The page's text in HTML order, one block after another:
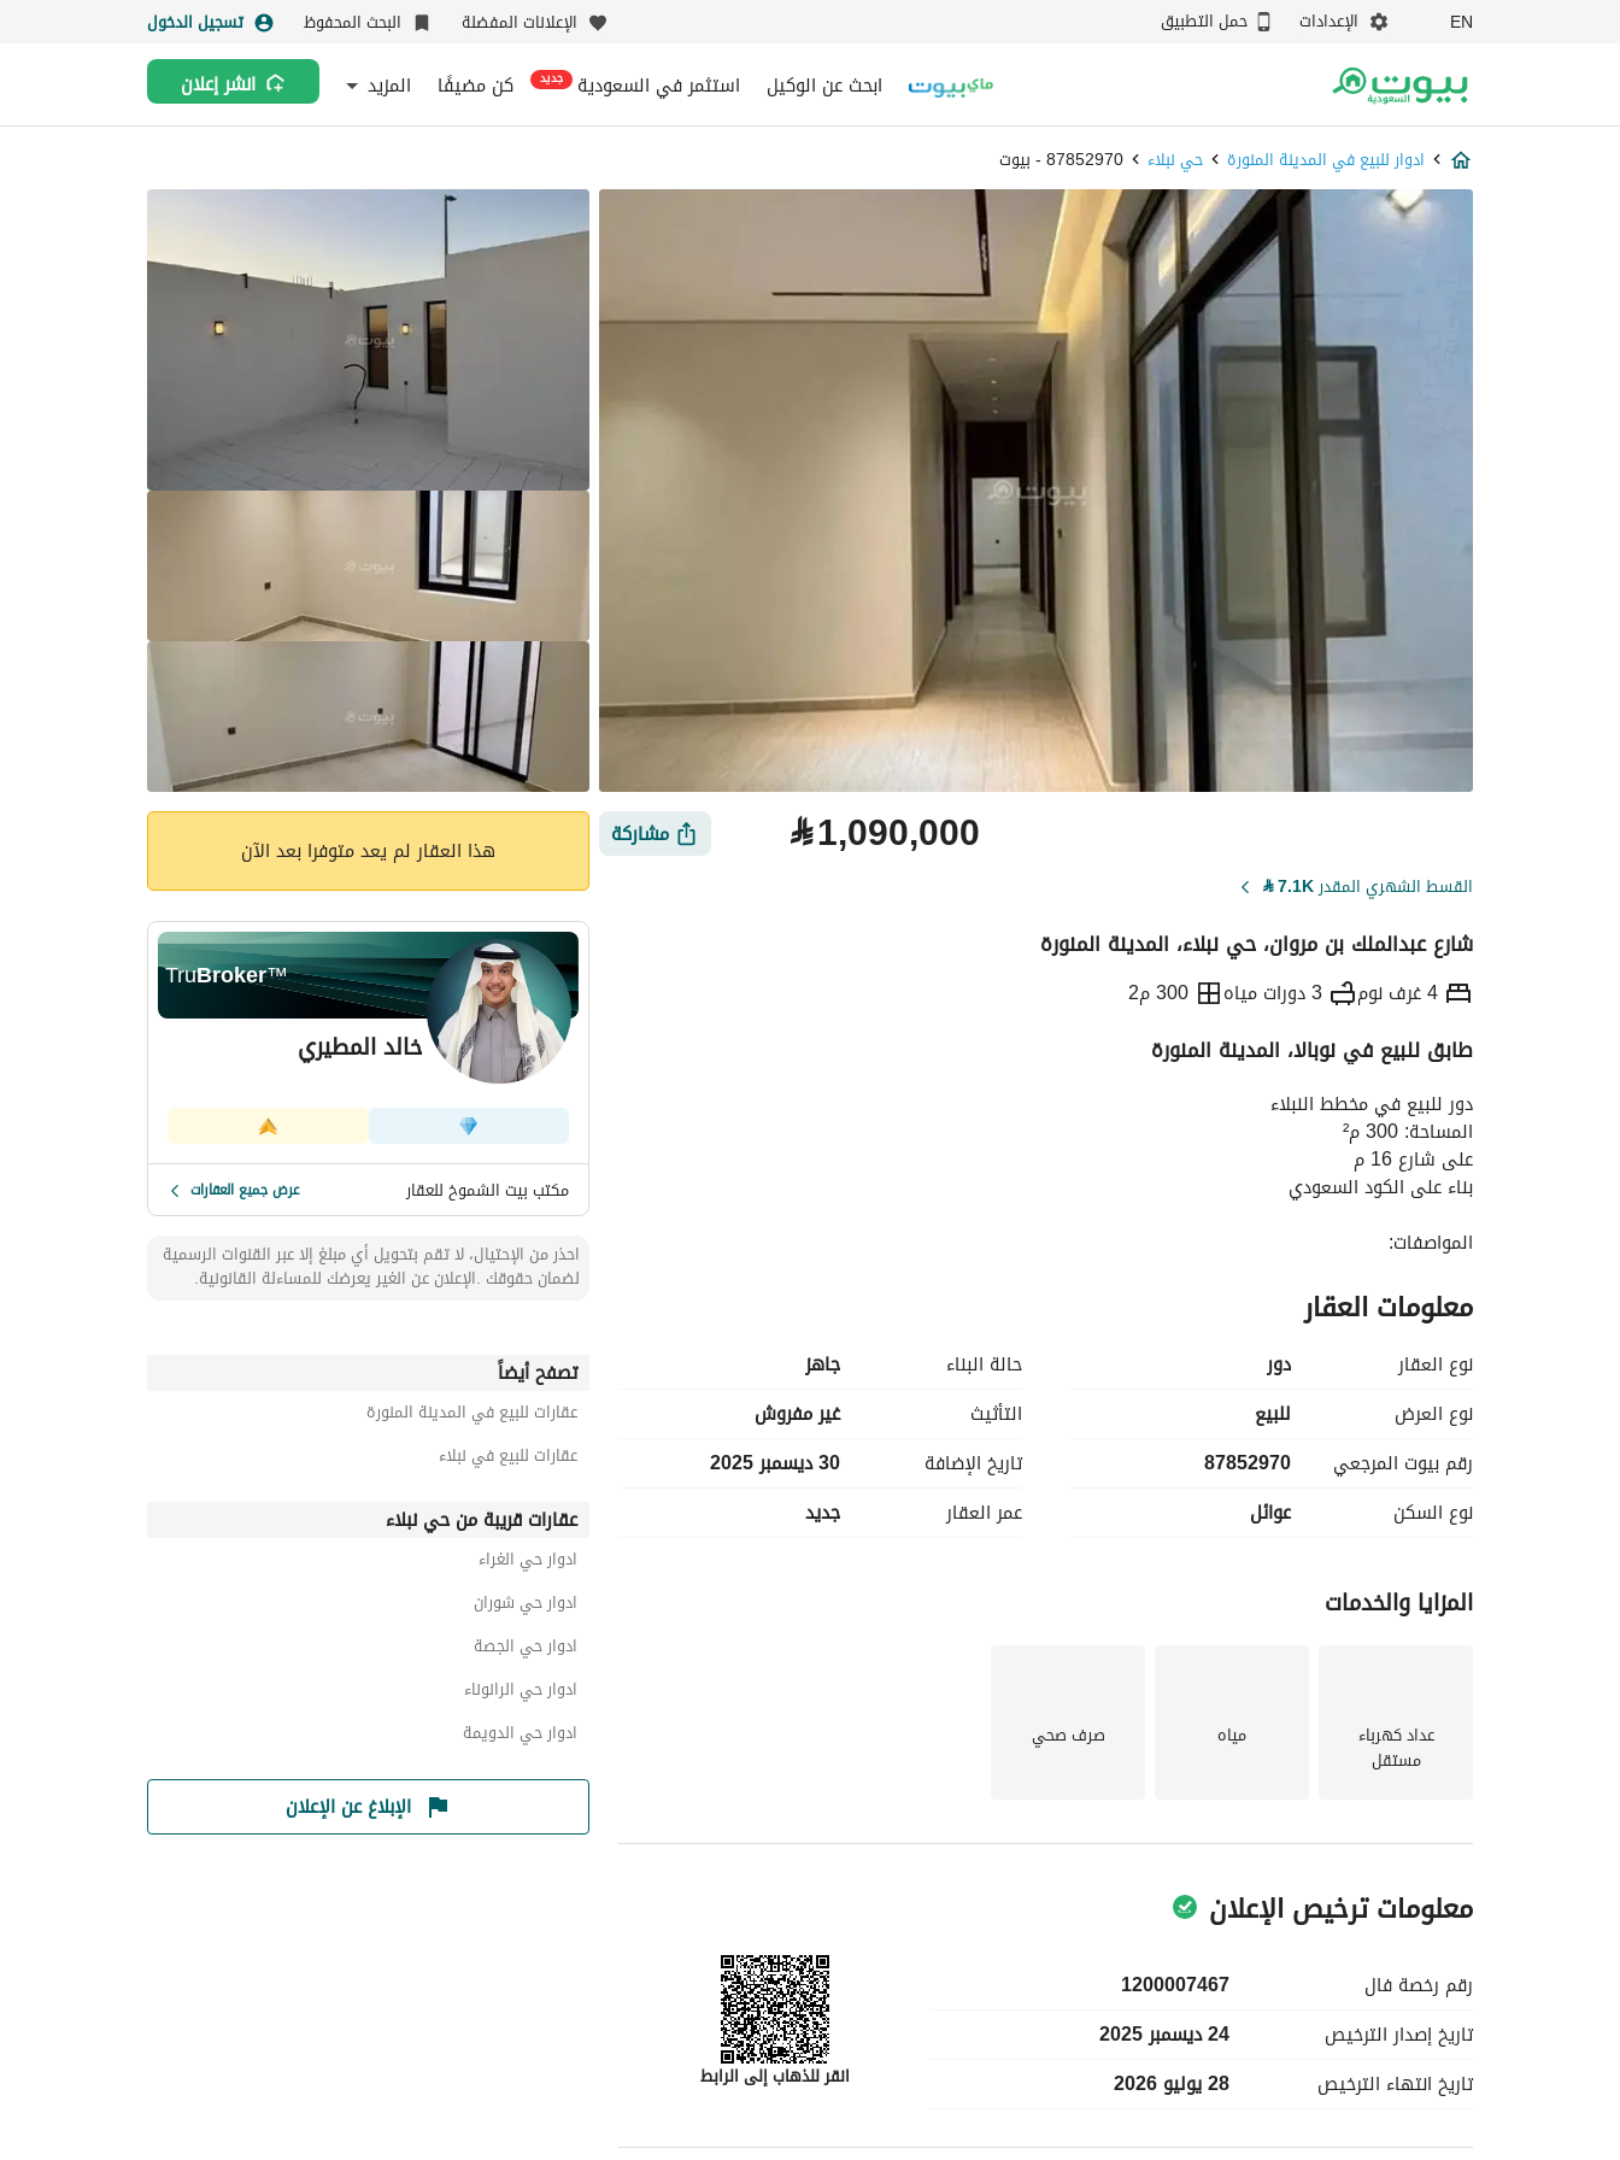
EN الإعدادات حمل التطبيق الإعلانات المفضلة البحث المحفوظ تسجيل الدخول
ابحث عن الوكيل استثمر في السعودية جديد كن مضيفًا المزيد انشر إعلان
ادوار للبيع في المدينة المنورة حي نبلاء 87852970 - بيوت
⃁1,090,000 مشاركة
القسط الشهري المقدر7.1K
⃁
شارع عبدالملك بن مروان، حي نبلاء، المدينة المنورة
4 غرف نوم 3 دورات مياه 300 م2
التفاصيل
طابق للبيع في نوبالا، المدينة المنورة
دور للبيع في مخطط النبلاء
المساحة: 300 م²
على شارع 16 م
بناء على الكود السعودي
المواصفات:
• صالة
• مطبخ
• 3 دورات مياه
• مجلس خارجي بدورة مياه
. مدخل سياره
. تاسيس مصعد
• تأمين شركة ملاذ لمدة 10 سنوات
معلومات العقار
نوع العقار
دور
نوع العرض
للبيع
رقم بيوت المرجعي
87852970
نوع السكن
عوائل
حالة البناء
جاهز
التأثيث
غير مفروش
تاريخ الإضافة
30 ديسمبر 2025
عمر العقار
جديد
المزايا والخدمات
عداد كهرباء
مستقل
مياه صرف صحي
معلومات ترخيص الإعلان
رقم رخصة فال
1200007467
تاريخ إصدار الترخيص
24 ديسمبر 2025
تاريخ انتهاء الترخيص 28 يوليو 2026 انقر للذهاب إلى الرابط
هذا العقار لم يعد متوفرا بعد الآن
TruBroker™
خالد المطيري
مكتب بيت الشموخ للعقار عرض جميع العقارات
احذر من الإحتيال، لا تقم بتحويل أي مبلغ إلا عبر القنوات الرسمية
لضمان حقوقك .الإعلان عن الغير يعرضك للمساءلة القانونية.
تصفح أيضاً
عقارات للبيع في المدينة المنورة
عقارات للبيع في نبلاء
عقارات قريبة من حي نبلاء
ادوار حي الغراء
ادوار حي شوران
ادوار حي الجصة
ادوار حي الرانوناء
ادوار حي الدويمة
الإبلاغ عن الإعلان